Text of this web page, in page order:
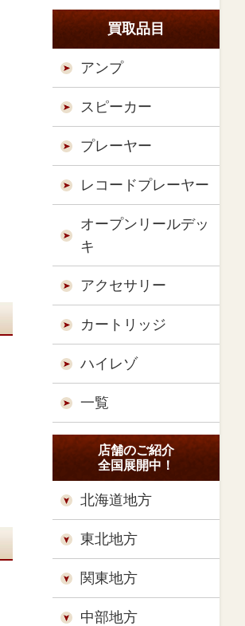
買取品目
アンプ
スピーカー
プレーヤー
レコードプレーヤー
オープンリールデッ
キ
アクセサリー
カートリッジ
ハイレゾ
一覧
店舗のご紹介
全国展開中！
北海道地方
東北地方
関東地方
中部地方